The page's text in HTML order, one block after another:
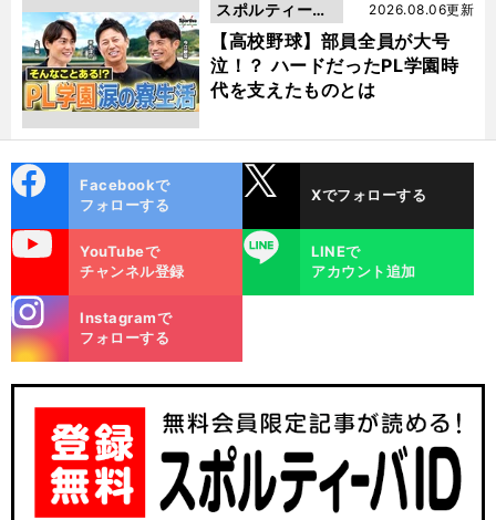
【高校野球】部員全員が大号
泣！？ ハードだったPL学園時
代を支えたものとは
2026.08.06更新
スポルティーバ
動画
ok
Facebookで
フォローする
Xでフォローする
YouTubeで
チャンネル登録
LINE
LINEで
アカウント追加
m
Instagramで
フォローする